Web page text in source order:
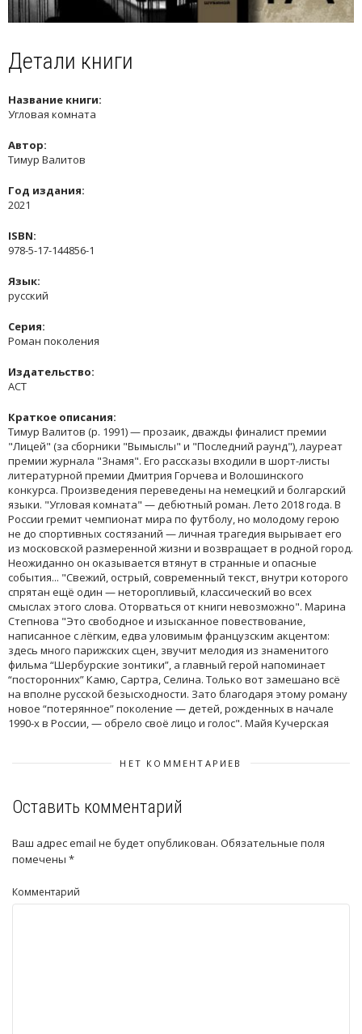
Детали книги
Название книги:
Угловая комната
Автор:
Тимур Валитов
Год издания:
2021
ISBN:
978-5-17-144856-1
Язык:
русский
Серия:
Роман поколения
Издательство:
АСТ
Краткое описания:
Тимур Валитов (р. 1991) — прозаик, дважды финалист премии
"Лицей" (за сборники "Вымыслы" и "Последний раунд"), лауреат
премии журнала "Знамя". Его рассказы входили в шорт-листы
литературной премии Дмитрия Горчева и Волошинского
конкурса. Произведения переведены на немецкий и болгарский
языки. "Угловая комната" — дебютный роман. Лето 2018 года. В
России гремит чемпионат мира по футболу, но молодому герою
не до спортивных состязаний — личная трагедия вырывает его
из московской размеренной жизни и возвращает в родной город.
Неожиданно он оказывается втянут в странные и опасные
события... "Свежий, острый, современный текст, внутри которого
спрятан ещё один — неторопливый, классический во всех
смыслах этого слова. Оторваться от книги невозможно". Марина
Степнова "Это свободное и изысканное повествование,
написанное с лёгким, едва уловимым французским акцентом:
здесь много парижских сцен, звучит мелодия из знаменитого
фильма “Шербурские зонтики”, а главный герой напоминает
“посторонних” Камю, Сартра, Селина. Только вот замешано всё
на вполне русской безысходности. Зато благодаря этому роману
новое “потерянное” поколение — детей, рожденных в начале
1990-х в России, — обрело своё лицо и голос". Майя Кучерская
НЕТ КОММЕНТАРИЕВ
Оставить комментарий
Ваш адрес email не будет опубликован. Обязательные поля
помечены *
Комментарий